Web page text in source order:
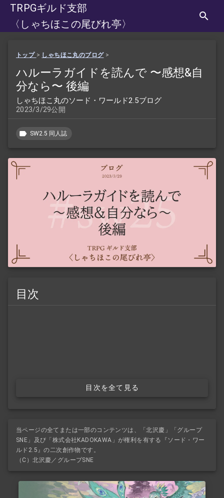
TRPGギルド支部
〈しゃちほこの尾びれ亭〉
トップ > しゃちほこ丸のブログ>
ハルーラガイドを読んで 〜感想&自
分なら〜 後編
しゃちほこ丸のソード・ワールド2.5ブログ
2023/3/29公開
SW2.5 同人誌
目次
目次を全て見る
当ページの全てまたは一部のコンテンツは、「北沢慶」「グループ
SNE」及び「株式会社KADOKAWA」が権利を有する『ソード・ワー
ルド2.5』の二次創作物です。
（C）北沢慶／グループSNE